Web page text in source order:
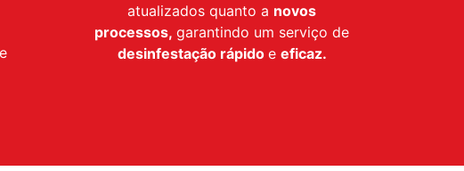
atualizados quanto a novos
processos, garantindo um serviço de
desinfestaçãorápido e eficaz.